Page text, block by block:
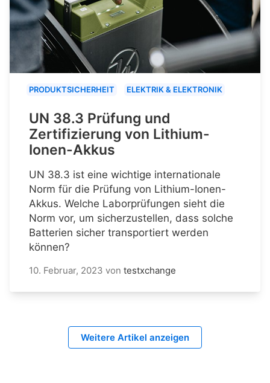
PRODUKTSICHERHEIT ELEKTRIK & ELEKTRONIK
UN 38.3 Prüfung und
Zertifizierung von Lithium-
Ionen-Akkus
UN 38.3 ist eine wichtige internationale
Norm für die Prüfung von Lithium-Ionen-
Akkus. Welche Laborprüfungen sieht die
Norm vor, um sicherzustellen, dass solche
Batterien sicher transportiert werden
können?
10. Februar, 2023 von testxchange
Weitere Artikel anzeigen